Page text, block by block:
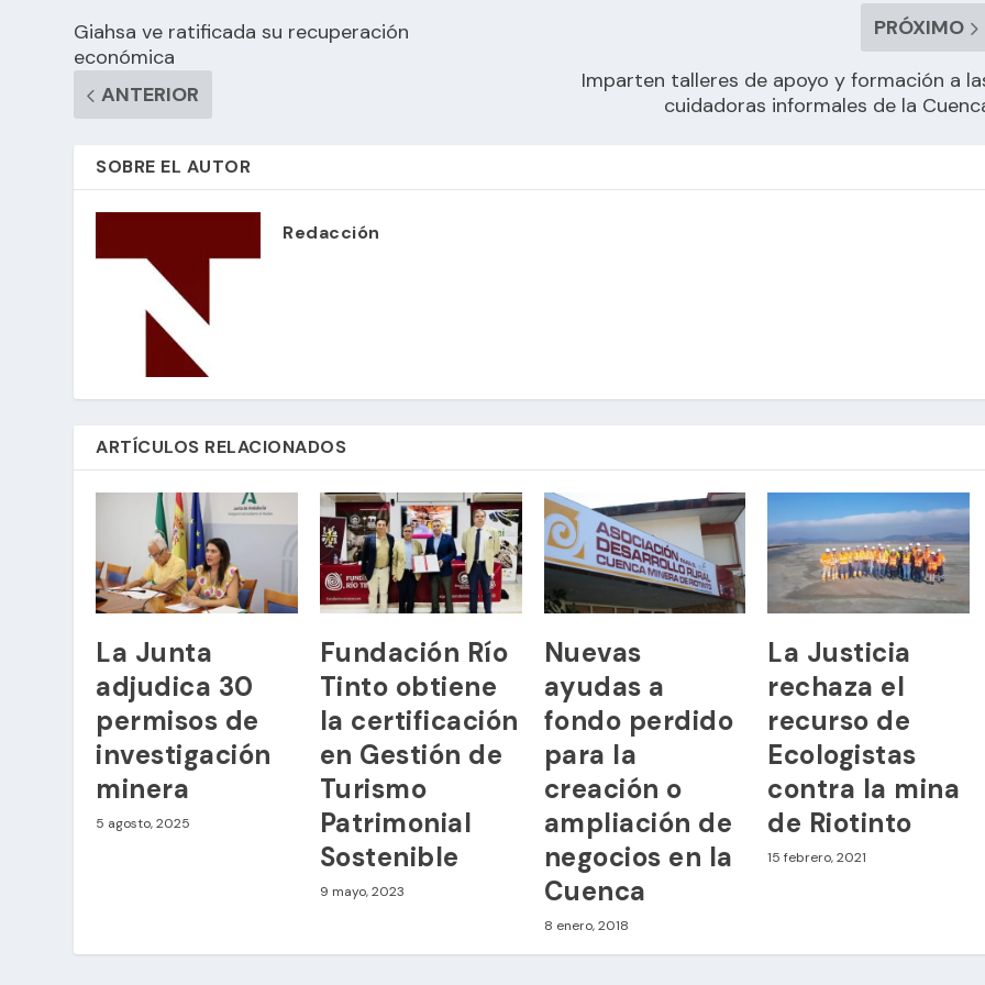
Giahsa ve ratificada su recuperación
económica
ANTERIOR
PRÓXIMO
Imparten talleres de apoyo y formación a
cuidadoras informales de la
SOBRE EL AUTOR
Redacción
ARTÍCULOS RELACIONADOS
La Junta
adjudica 30
permisos de
investigación
minera
5 agosto, 2025
Fundación Río
Tinto obtiene
la certificación
en Gestión de
Turismo
Patrimonial
Sostenible
9 mayo, 2023
Nuevas
ayudas a
fondo perdido
para la
creación o
ampliación de
negocios en la
Cuenca
8 enero, 2018
La Justicia
rechaza el
recurso de
Ecologistas
contra la mina
de Riotinto
15 febrero, 2021